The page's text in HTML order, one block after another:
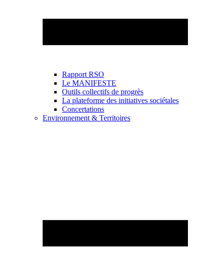
Rapport RSO
Le MANIFESTE
Outils collectifs de progrès
La plateforme des initiatives sociétales
Concertations
Environnement & Territoires